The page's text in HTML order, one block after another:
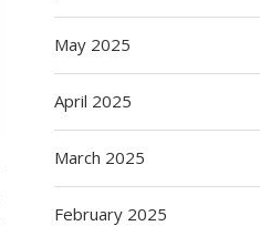
May 2025
April 2025
March 2025
February 2025